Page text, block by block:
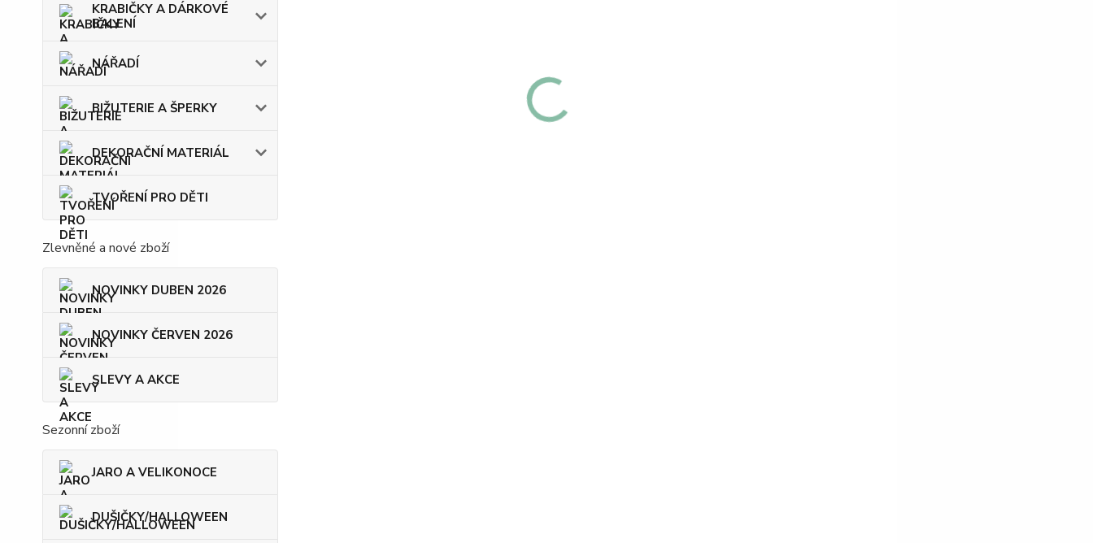
KRABIČKY A DÁRKOVÉ
BALENÍ
NÁŘADÍ
BIŽUTERIE A ŠPERKY
DEKORAČNÍ MATERIÁL
TVOŘENÍ PRO DĚTI
Zlevněné a nové zboží
NOVINKY DUBEN 2026
NOVINKY ČERVEN 2026
SLEVY A AKCE
Sezonní zboží
JARO A VELIKONOCE
DUŠIČKY/HALLOWEEN